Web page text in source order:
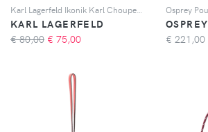
KARL LAGERFELD
€ 80,00 € 75,00
OSPREY
€ 221,00